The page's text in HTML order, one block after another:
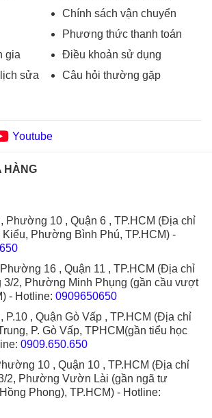
gia
sửa
Chính sách vận chuyển
Phương thức thanh toán
Điều khoản sử dụng
Câu hỏi thường gặp
Youtube
HÀNG
Phường 10 , Quận 6 , TP.HCM (Địa chỉ
Kiểu, Phường Bình Phú, TP.HCM) -
16 , Quận 11 , TP.HCM (Địa chỉ
2, Phường Minh Phụng (gần cầu vượt
- Hotline: 0909650650
P.10 , Quận Gò Vấp , TP.HCM (Địa chỉ
P. Gò Vấp, TPHCM(gần tiểu học
0909.650.650
10 , Quận 10 , TP.HCM (Địa chỉ
2, Phường Vườn Lài (gần ngã tư
Phong), TP.HCM) - Hotline: